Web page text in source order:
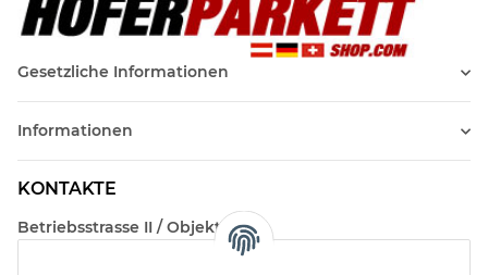
Gesetzliche Informationen
Informationen
KONTAKTE
Betriebsstrasse II / Objekt 17